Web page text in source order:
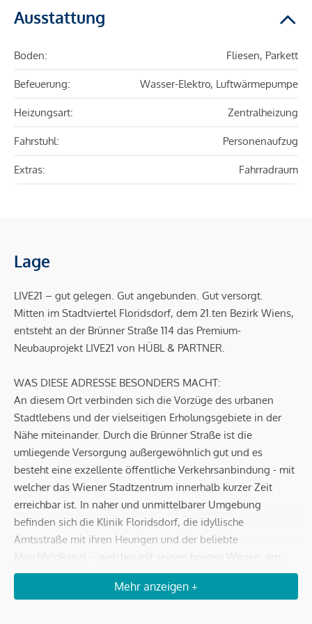
Ausstattung
Boden: Fliesen, Parkett
Befeuerung: Wasser-Elektro, Luftwärmepumpe
Heizungsart: Zentralheizung
Fahrstuhl: Personenaufzug
Extras: Fahrradraum
Lage
LIVE21 – gut gelegen. Gut angebunden. Gut versorgt.
Mitten im Stadtviertel Floridsdorf, dem 21.ten Bezirk Wiens,
entsteht an der Brünner Straße 114 das Premium-
Neubauprojekt LIVE21 von HÜBL & PARTNER.
WAS DIESE ADRESSE BESONDERS MACHT:
An diesem Ort verbinden sich die Vorzüge des urbanen
Stadtlebens und der vielseitigen Erholungsgebiete in der
Nähe miteinander. Durch die Brünner Straße ist die
umliegende Versorgung außergewöhnlich gut und es
besteht eine exzellente öffentliche Verkehrsanbindung - mit
welcher das Wiener Stadtzentrum innerhalb kurzer Zeit
erreichbar ist. In naher und unmittelbarer Umgebung
befinden sich die Klinik Floridsdorf, die idyllische
Amtsstraße mit ihren Heurigen und der beliebte
Marchfeldkanal – welcher mit seinen breiten Wegen, am
Gerasdorfer Badeteich vorbei bis zum barocken Schloß Hof
führt. Das Erholungsgebiet Donauinsel & alte Donau mit
Mehr anzeigen +